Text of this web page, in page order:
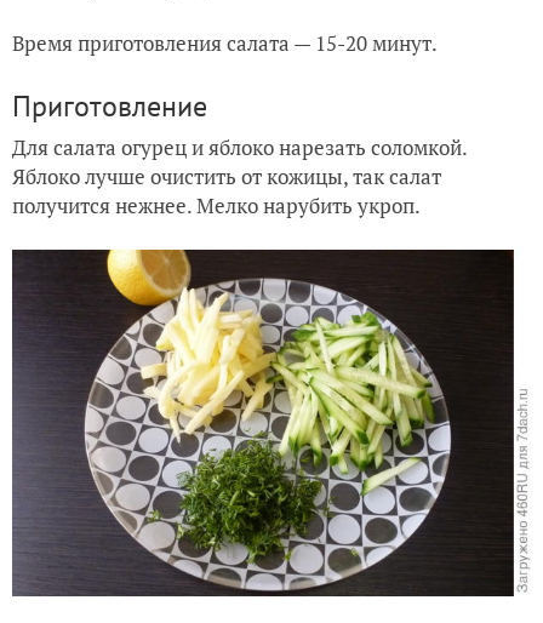
Время приготовления салата — 15-20 минут.
Приготовление
Для салата огурец и яблоко нарезать соломкой.
Яблоко лучше очистить от кожицы, так салат
получится нежнее. Мелко нарубить укроп.